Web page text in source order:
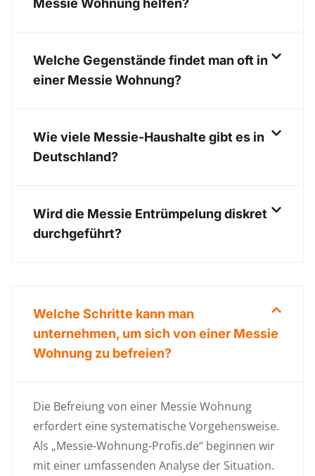
Welche Gegenstände findet man oft in
einer Messie Wohnung?
Wie viele Messie-Haushalte gibt es in
Deutschland?
Wird die Messie Entrümpelung diskret
durchgeführt?
Welche Schritte kann man
unternehmen, um sich von einer Messie
Wohnung zu befreien?
Die Befreiung von einer Messie Wohnung
erfordert eine systematische Vorgehensweise.
Als „Messie-Wohnung-Profis.de“ beginnen wir
mit einer umfassenden Analyse der Situation.